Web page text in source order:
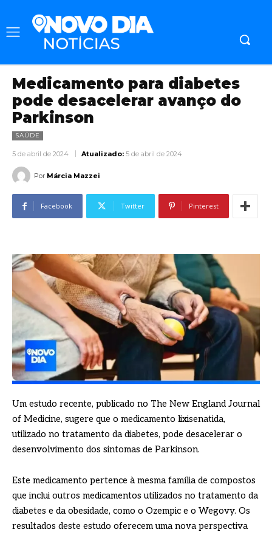
Medicamento para diabetes
pode desacelerar avanço do
Parkinson
SAÚDE
5 de abril de 2024 Atualizado: 5 de abril de 2024
Por Márcia Mazzei
Facebook Twitter Pinterest
Um estudo recente, publicado no The New England Journal
of Medicine, sugere que o medicamento lixisenatida,
utilizado no tratamento da diabetes, pode desacelerar o
desenvolvimento dos sintomas de Parkinson.
Este medicamento pertence à mesma família de compostos
que inclui outros medicamentos utilizados no tratamento da
diabetes e da obesidade, como o Ozempic e o Wegovy. Os
resultados deste estudo oferecem uma nova perspectiva